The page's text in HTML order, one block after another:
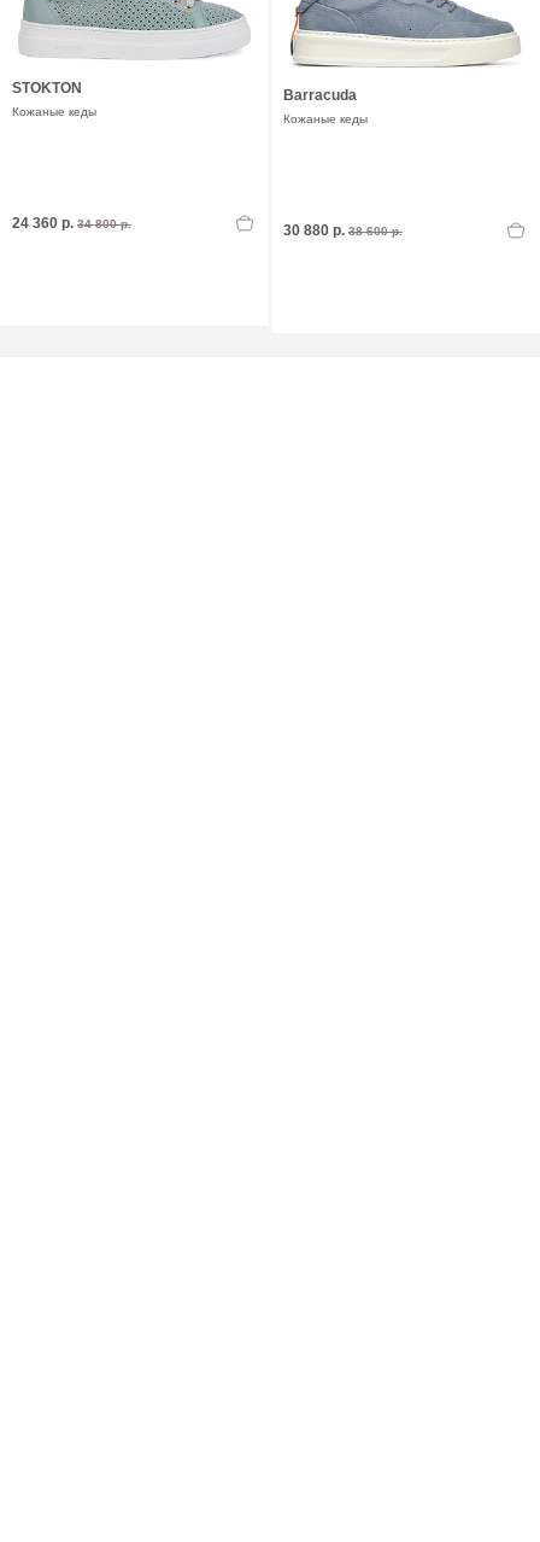
STOKTON
Кожаные кеды
24 360 р. 34 800 р.
Barracuda
Кожаные кеды
30 880 р. 38 600 р.